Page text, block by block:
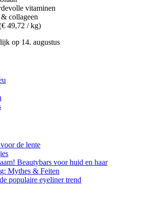
vitaminen
collageen
49,72 / kg)
op 14. augustus
de lente
Beautybars voor huid en haar
Mythes & Feiten
populaire eyeliner trend